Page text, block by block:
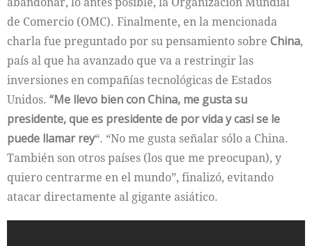
de Comercio (OMC). Finalmente, en la mencionada
charla fue preguntado por su pensamiento sobre China,
país al que ha avanzado que va a restringir las
inversiones en compañías tecnológicas de Estados
Unidos. “Me llevo bien con China, me gusta su
presidente, que es presidente de por vida y casi se le
puede llamar rey“. “No me gusta señalar sólo a China.
También son otros países (los que me preocupan), y
quiero centrarme en el mundo”, finalizó, evitando
atacar directamente al gigante asiático.